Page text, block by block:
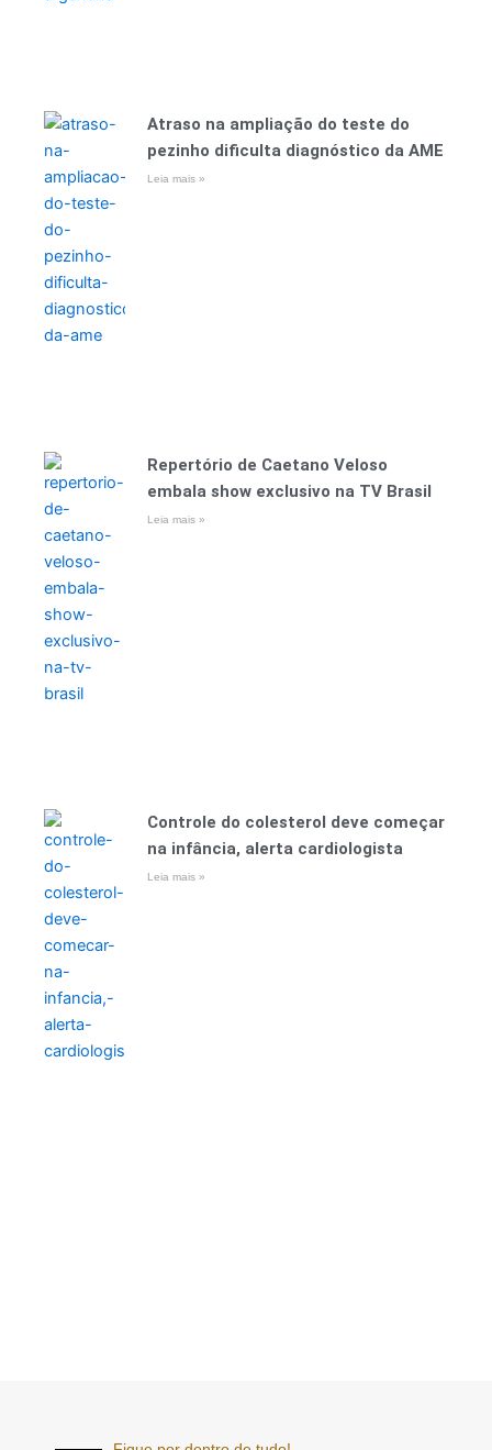
Atraso na ampliação do teste do
pezinho dificulta diagnóstico da AME
Leia mais »
Repertório de Caetano Veloso
embala show exclusivo na TV Brasil
Leia mais »
Controle do colesterol deve começar
na infância, alerta cardiologista
Leia mais »